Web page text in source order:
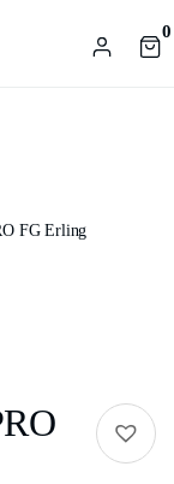
0
FG Erling